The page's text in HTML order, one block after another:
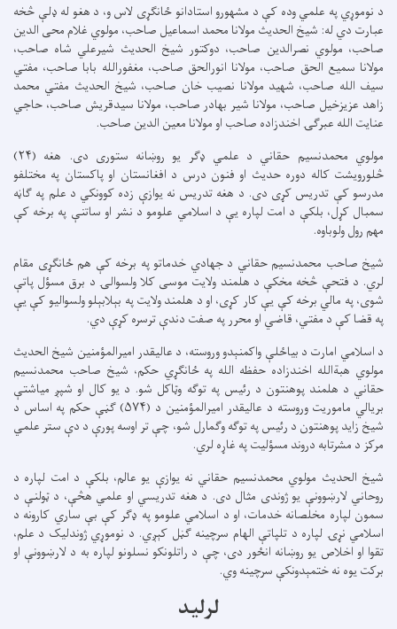
د نوموړي په علمي وده کې د مشهورو استادانو ځانګړی لاس و، د هغو له ډلې څخه
عبارت دي له: شیخ الحدیث مولانا محمد اسماعیل صاحب، مولوي غلام محی الدین
صاحب، مولوي نصرالدین صاحب، دوکتور شیخ الحدیث شیرعلي شاه صاحب،
مولانا سمیع الحق صاحب، مولانا انورالحق صاحب، مغفورالله بابا صاحب، مفتي
سیف الله صاحب، شهید مولانا نصیب خان صاحب، شیخ الحدیث مفتي محمد
زاهد عزیزخیل صاحب، مولانا شیر بهادر صاحب، مولانا سیدقریش صاحب، حاجي
عنایت الله عبرګۍ اخندزاده صاحب او مولانا معین الدین صاحب.
مولوي محمدنسیم حقاني د علمي ډګر یو روښانه ستوری دی. هغه (۲۴)
څلورویشت کاله دوره حدیث او فنون درس د افغانستان او پاکستان په مختلفو
مدرسو کې تدریس کړی دی. د هغه تدریس نه یوازې زده کوونکي د علم په ګاڼه
سمبال کړل، بلکې د امت لپاره یې د اسلامي علومو د نشر او ساتنې په برخه کې
مهم رول ولوباوه.
شیخ صاحب محمدنسیم حقاني د جهادي خدماتو په برخه کې هم ځانګړی مقام
لري. د فتحې څخه مخکې د هلمند ولایت موسی کلا ولسوالۍ د برق مسؤل پاتې
شوی، په مالي برخه کې یې کار کړی، او د هلمند ولایت په بېلابېلو ولسوالیو کې یې
په قضا کې د مفتي، قاضي او محرر په صفت دندې ترسره کړې دي.
د اسلامي امارت د بیاځلې واکمنېدو وروسته، د عالیقدر امیرالمؤمنین شیخ الحدیث
مولوي هبةالله اخندزاده حفظه الله په ځانګړي حکم، شیخ صاحب محمدنسیم
حقاني د هلمند پوهنتون د رئیس په توګه وټاکل شو. د یو کال او شپږ میاشتې
بریالي ماموریت وروسته د عالیقدر امیرالمؤمنین د (۵۷۴) ګڼې حکم په اساس د
شیخ زاید پوهنتون د رئیس په توګه وګمارل شو، چې تر اوسه پورې د دې ستر علمي
مرکز د مشرتابه دروند مسؤلیت په غاړه لري.
شیخ الحدیث مولوي محمدنسیم حقاني نه یوازې یو عالم، بلکې د امت لپاره د
روحاني لارښوونې یو ژوندی مثال دی. د هغه تدریسي او علمي هڅې، د ټولنې د
سمون لپاره مخلصانه خدمات، او د اسلامي علومو په ډګر کې بې ساري کارونه د
اسلامي نړۍ لپاره د تلپاتې الهام سرچینه ګڼل کېږي. د نوموړي ژوندلیک د علم،
تقوا او اخلاص یو روښانه انځور دی، چې د راتلونکو نسلونو لپاره به د لارښوونې او
برکت یوه نه ختمېدونکې سرچینه وي.
لرلید